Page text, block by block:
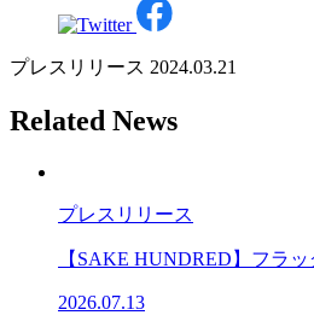
プレスリリース 2024.03.21
Related News
プレスリリース
【SAKE HUNDRED】フラ
2026.07.13